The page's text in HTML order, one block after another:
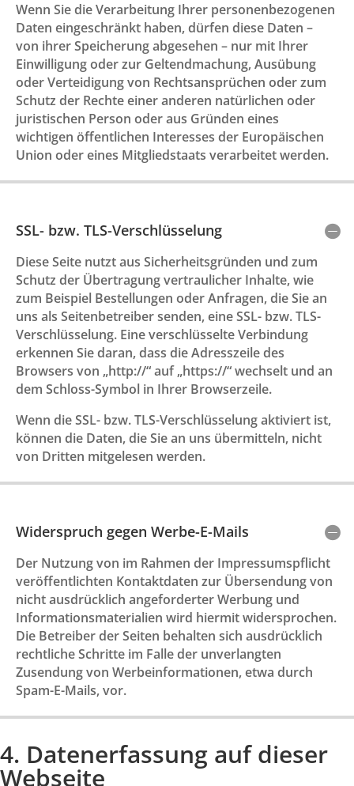
Wenn Sie die Verarbeitung Ihrer personenbezogenen
Daten eingeschränkt haben, dürfen diese Daten –
von ihrer Speicherung abgesehen – nur mit Ihrer
Einwilligung oder zur Geltendmachung, Ausübung
oder Verteidigung von Rechtsansprüchen oder zum
Schutz der Rechte einer anderen natürlichen oder
juristischen Person oder aus Gründen eines
wichtigen öffentlichen Interesses der Europäischen
Union oder eines Mitgliedstaats verarbeitet werden.
SSL- bzw. TLS-Verschlüsselung
Diese Seite nutzt aus Sicherheitsgründen und zum
Schutz der Übertragung vertraulicher Inhalte, wie
zum Beispiel Bestellungen oder Anfragen, die Sie an
uns als Seitenbetreiber senden, eine SSL- bzw. TLS-
Verschlüsselung. Eine verschlüsselte Verbindung
erkennen Sie daran, dass die Adresszeile des
Browsers von „http://“ auf „https://“ wechselt und an
dem Schloss-Symbol in Ihrer Browserzeile.
Wenn die SSL- bzw. TLS-Verschlüsselung aktiviert ist,
können die Daten, die Sie an uns übermitteln, nicht
von Dritten mitgelesen werden.
Widerspruch gegen Werbe-E-Mails
Der Nutzung von im Rahmen der Impressumspflicht
veröffentlichten Kontaktdaten zur Übersendung von
nicht ausdrücklich angeforderter Werbung und
Informationsmaterialien wird hiermit widersprochen.
Die Betreiber der Seiten behalten sich ausdrücklich
rechtliche Schritte im Falle der unverlangten
Zusendung von Werbeinformationen, etwa durch
Spam-E-Mails, vor.
4. Datenerfassung auf dieser
Webseite